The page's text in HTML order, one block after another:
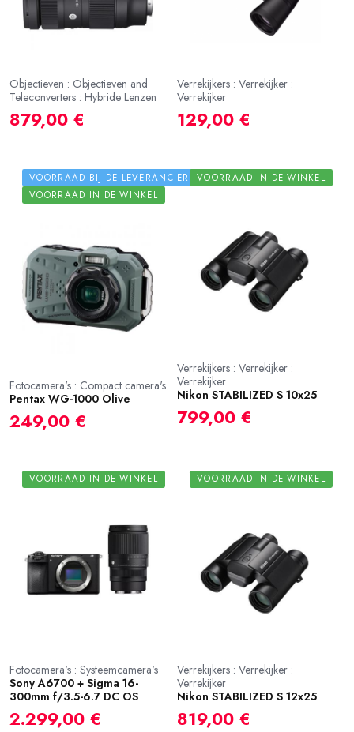
Objectieven : Objectieven and
Teleconverters : Hybride Lenzen
879,00 €
Verrekijkers : Verrekijker :
Verrekijker
129,00 €
VOORRAAD BIJ DE LEVERANCIER
VOORRAAD IN DE WINKEL
Fotocamera's : Compact camera's
Pentax WG-1000 Olive
249,00 €
VOORRAAD IN DE WINKEL
Verrekijkers : Verrekijker :
Verrekijker
Nikon STABILIZED S 10x25
799,00 €
VOORRAAD IN DE WINKEL
Fotocamera's : Systeemcamera's
Sony A6700 + Sigma 16-
300mm f/3.5-6.7 DC OS
2.299,00 €
VOORRAAD IN DE WINKEL
Verrekijkers : Verrekijker :
Verrekijker
Nikon STABILIZED S 12x25
819,00 €